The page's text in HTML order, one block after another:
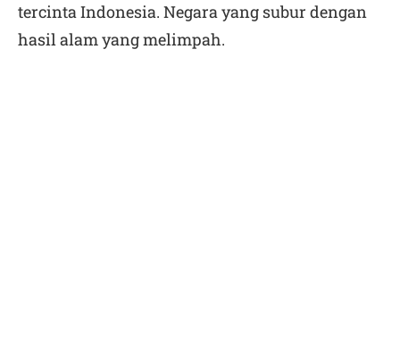
tercinta Indonesia. Negara yang subur dengan
hasil alam yang melimpah.